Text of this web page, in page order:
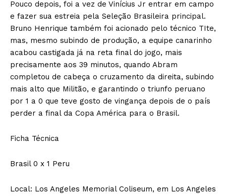
Pouco depois, foi a vez de Vinícius Jr entrar em campo
e fazer sua estreia pela Seleção Brasileira principal.
Bruno Henrique também foi acionado pelo técnico TIte,
mas, mesmo subindo de produção, a equipe canarinho
acabou castigada já na reta final do jogo, mais
precisamente aos 39 minutos, quando Abram
completou de cabeça o cruzamento da direita, subindo
mais alto que Militão, e garantindo o triunfo peruano
por 1 a 0 que teve gosto de vingança depois de o país
perder a final da Copa América para o Brasil.
Ficha Técnica
Brasil 0 x 1 Peru
Local: Los Angeles Memorial Coliseum, em Los Angeles